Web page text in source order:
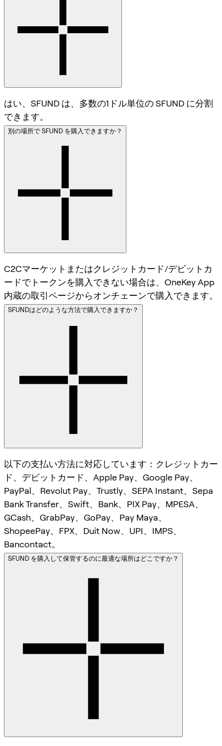
はい、SFUND は、多数の1ドル単位の SFUND に分割
できます。
別の場所で SFUND を購入できますか？
C2Cマーケットまたはクレジットカード/デビットカ
ードでトークンを購入できない場合は、OneKey App
内蔵の取引ページからオンチェーンで購入できます。
SFUNDはどのような方法で購入できますか？
以下の支払い方法に対応しています：クレジットカー
ド、デビットカード、Apple Pay、Google Pay、
PayPal、Revolut Pay、Trustly、SEPA Instant、Sepa
Bank Transfer、Swift、Bank、PIX Pay、MPESA、
GCash、GrabPay、GoPay、Pay Maya、
ShopeePay、FPX、Duit Now、UPI、IMPS、
Bancontact。
SFUND を購入して保管するのに最適な場所はどこですか？